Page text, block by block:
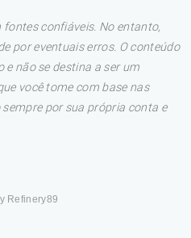
confiáveis. No entanto,
por eventuais erros. O conteúdo
não se destina a ser um
você tome com base nas
por sua própria conta e
Refinery89